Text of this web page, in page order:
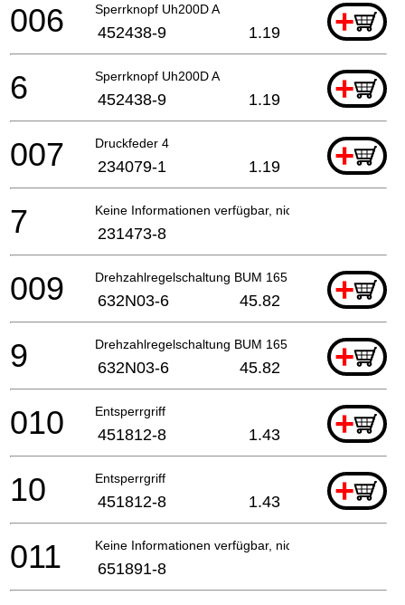
Sperrknopf Uh200D A +
006 452438-9 1.19
Sperrknopf Uh200D A +
6 452438-9 1.19
Druckfeder 4 +
007 234079-1 1.19
Keine Informationen verfügbar, nicht bestellbar
7 231473-8
Drehzahlregelschaltung BUM 165 A +
009 632N03-6 45.82
Drehzahlregelschaltung BUM 165 A +
9 632N03-6 45.82
Entsperrgriff +
010 451812-8 1.43
Entsperrgriff +
10 451812-8 1.43
Keine Informationen verfügbar, nicht bestellbar
011 651891-8